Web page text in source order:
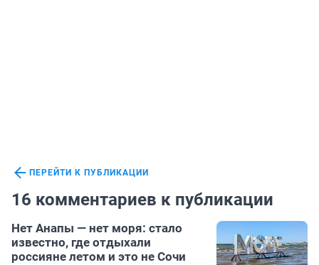
ПЕРЕЙТИ К ПУБЛИКАЦИИ
16 комментариев к публикации
Нет Анапы — нет моря: стало
известно, где отдыхали
россияне летом и это не Сочи